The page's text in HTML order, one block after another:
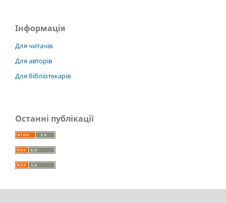
Інформація
Для читачів
Для авторів
Для бібліотекарів
Останні публікації